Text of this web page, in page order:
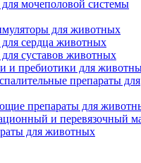
мочеполовой системы
для животных
сердца животных
суставов животных
и пребиотики для
препараты для
препараты для
и перевязочный
для животных